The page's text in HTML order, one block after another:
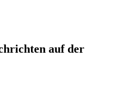
auf der